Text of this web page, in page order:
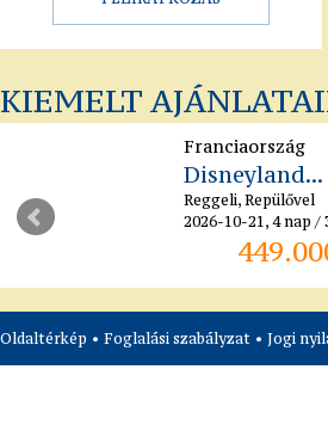
KIEMELT
Franciaország
Disneyland...
Reggeli, Repülővel
2026-10-21, 4 nap /
Oldaltérkép • Foglalási szabályzat • Jogi